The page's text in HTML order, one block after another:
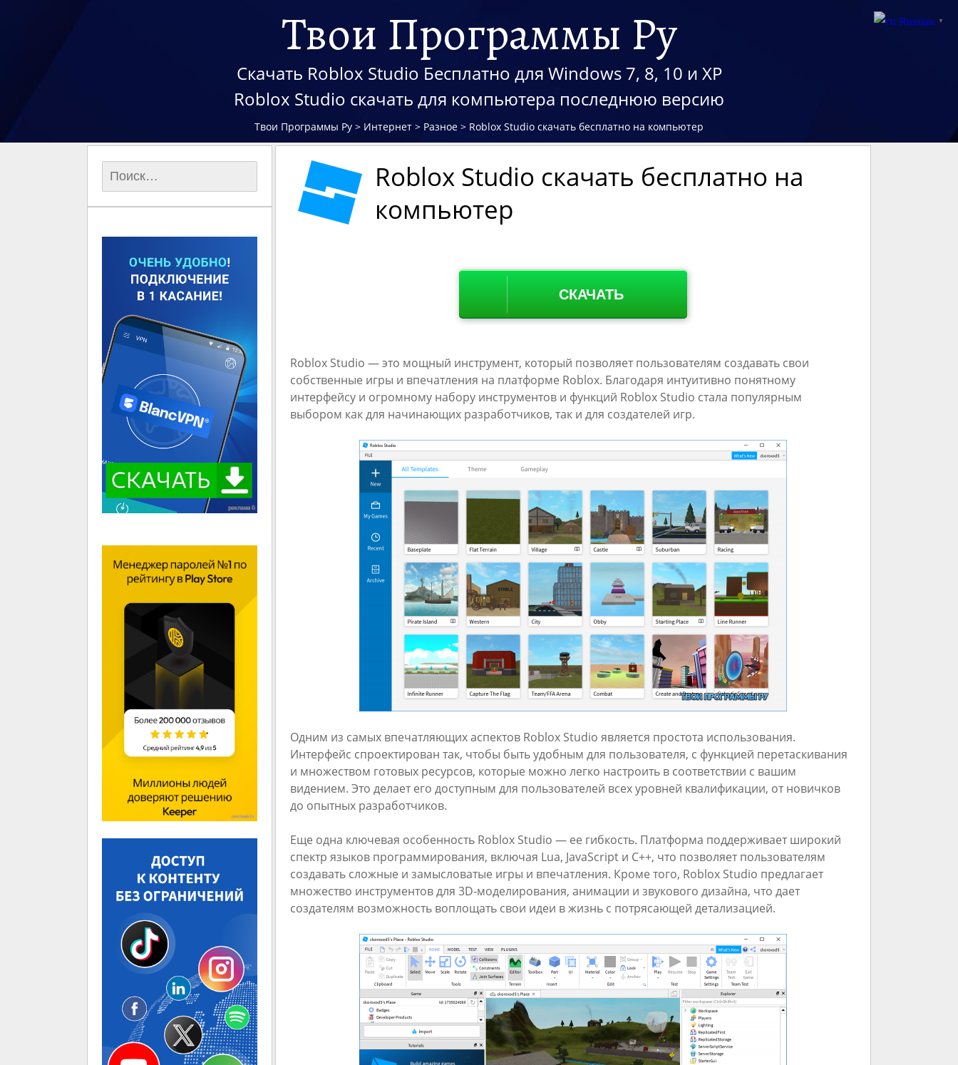
Твои Программы Ру
Скачать Roblox Studio Бесплатно для Windows 7, 8, 10 и XP
Roblox Studio скачать для компьютера последнюю версию
Твои Программы Ру > Интернет > Разное > Roblox Studio скачать бесплатно на компьютер
Roblox Studio скачать бесплатно на
компьютер
СКАЧАТЬ
Roblox Studio — это мощный инструмент, который позволяет пользователям создавать свои
собственные игры и впечатления на платформе Roblox. Благодаря интуитивно понятному
интерфейсу и огромному набору инструментов и функций Roblox Studio стала популярным
выбором как для начинающих разработчиков, так и для создателей игр.
Одним из самых впечатляющих аспектов Roblox Studio является простота использования.
Интерфейс спроектирован так, чтобы быть удобным для пользователя, с функцией перетаскивания
и множеством готовых ресурсов, которые можно легко настроить в соответствии с вашим
видением. Это делает его доступным для пользователей всех уровней квалификации, от новичков
до опытных разработчиков.
Еще одна ключевая особенность Roblox Studio — ее гибкость. Платформа поддерживает широкий
спектр языков программирования, включая Lua, JavaScript и C++, что позволяет пользователям
создавать сложные и замысловатые игры и впечатления. Кроме того, Roblox Studio предлагает
множество инструментов для 3D-моделирования, анимации и звукового дизайна, что дает
создателям возможность воплощать свои идеи в жизнь с потрясающей детализацией.
Russian ▼